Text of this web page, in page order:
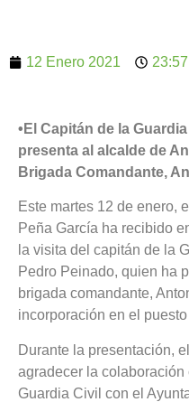
12 Enero 2021 23:57
•El Capitán de la
presenta al alcalde de
Brigada Comandante,
Este martes 12 de enero,
Peña García ha recibido
la visita del capitán de la
Pedro Peinado, quien ha
brigada comandante,
incorporación en el
Durante la presentación,
agradecer la
Guardia Civil con el